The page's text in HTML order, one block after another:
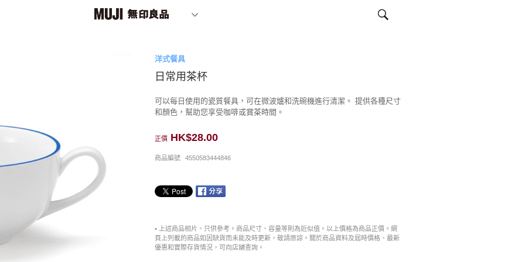
洋式餐具
日常用茶杯
可以每日使用的瓷質餐具，可在微波爐和洗碗機進行清潔。 提供各種尺寸
和顏色，幫助您享受咖啡或賞茶時間。
正價 HK$28.00
商品編號 4550583444846
• 上述商品相片、只供參考。商品尺寸、容量等則為近似值。以上價格為商品正價。網
頁上列載的商品如因缺貨而未能及時更新，敬請原諒。關於商品資料及屆時價格、最新
優惠和實際存貨情況，可向店舖查詢。